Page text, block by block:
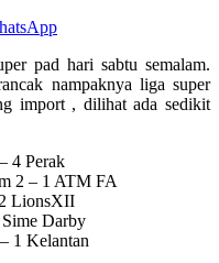
pad hari sabtu semalam.
nampaknya liga super
import , dilihat ada sedikit
4 Perak
2 – 1 ATM FA
LionsXII
Darby
1 Kelantan